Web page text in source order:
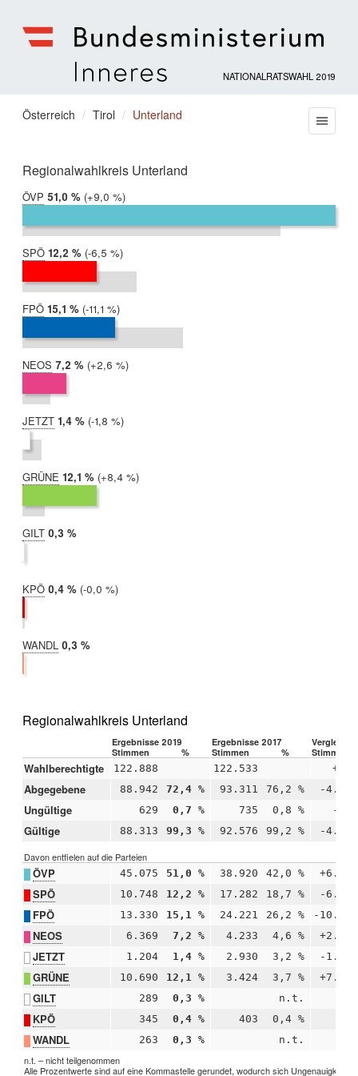
für
Inneres
NATIONALRATSWAHL 2019
Sie
hier:
Österreich Tirol Unterland
Regionalwahlkreis Unterland
ÖVP 2019:
51,0 %
2017:
42,0 %
Differenz:
+9,0 %
SPÖ 2019:
12,2 %
2017:
18,7 %
Differenz:
-6,5 %
FPÖ 2019:
15,1 %
2017:
26,2 %
Differenz:
-11,1 %
NEOS 2019:
7,2 %
2017:
4,6 %
Differenz:
+2,6 %
JETZT 2019:
1,4 %
2017:
3,2 %
Differenz:
-1,8 %
GRÜNE 2019:
12,1 %
2017:
3,7 %
Differenz:
+8,4 %
GILT 2019:
0,3 %
KPÖ 2019:
0,4 %
2017:
0,4 %
Differenz:
-0,0 %
WANDL 2019:
0,3 %
Regionalwahlkreis Unterland
Ergebnisse 2019 Ergebnisse 2017
Vergleich
Stimmen
% Stimmen % Stimmen
Wahlberechtigte 122.888 122.533 +355
Abgegebene 88.942 72,4 % 93.311 76,2 % -4.369
Ungültige 629 0,7 % 735 0,8 % -106
Gültige 88.313 99,3 % 92.576 99,2 % -4.263
Davon entfielen auf die Parteien
ÖVP 45.075 51,0 % 38.920 42,0 % +6.155
SPÖ 10.748 12,2 % 17.282 18,7 % -6.534
FPÖ 13.330 15,1 % 24.221 26,2 % -10.891
NEOS 6.369 7,2 % 4.233 4,6 % +2.136
JETZT 1.204 1,4 % 2.930 3,2 % -1.726
GRÜNE 10.690 12,1 % 3.424 3,7 % +7.266
GILT 289 0,3 % n.t.
KPÖ 345 0,4 % 403 0,4 %
WANDL 263 0,3 % n.t.
n.t. – nicht teilgenommen
Alle Prozentwerte sind auf eine Kommastelle gerundet, wodurch sich